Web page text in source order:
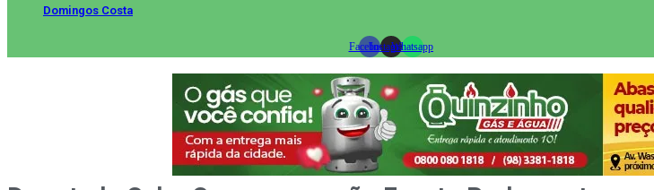
Domingos Costa
FacebookInstagramWhatsapp